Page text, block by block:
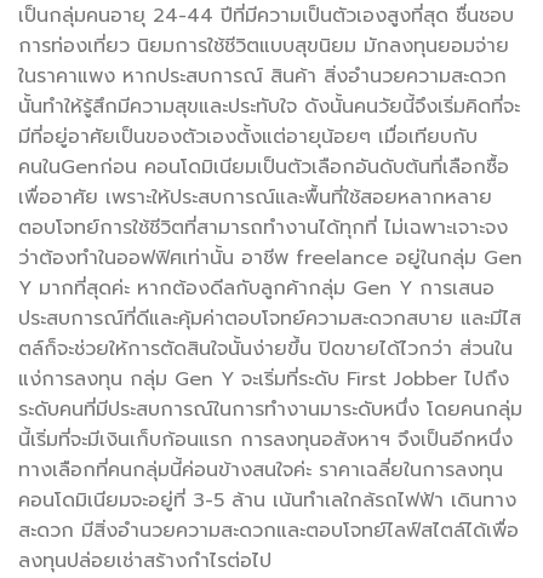
เป็นกลุ่มคนอายุ 24-44 ปีที่มีความเป็นตัวเองสูงที่สุด ชื่นชอบ
การท่องเที่ยว นิยมการใช้ชีวิตแบบสุขนิยม มักลงทุนยอมจ่าย
ในราคาแพง หากประสบการณ์ สินค้า สิ่งอำนวยความสะดวก
นั้นทำให้รู้สึกมีความสุขและประทับใจ ดังนั้นคนวัยนี้จึงเริ่มคิดที่จะ
มีที่อยู่อาศัยเป็นของตัวเองตั้งแต่อายุน้อยๆ เมื่อเทียบกับ
คนในGenก่อน คอนโดมิเนียมเป็นตัวเลือกอันดับต้นที่เลือกซื้อ
เพื่ออาศัย เพราะให้ประสบการณ์และพื้นที่ใช้สอยหลากหลาย
ตอบโจทย์การใช้ชีวิตที่สามารถทำงานได้ทุกที่ ไม่เฉพาะเจาะจง
ว่าต้องทำในออฟฟิศเท่านั้น อาชีพ freelance อยู่ในกลุ่ม Gen
Y มากที่สุดค่ะ หากต้องดีลกับลูกค้ากลุ่ม Gen Y การเสนอ
ประสบการณ์ที่ดีและคุ้มค่าตอบโจทย์ความสะดวกสบาย และมีไส
ตล์ก็จะช่วยให้การตัดสินใจนั้นง่ายขึ้น ปิดขายได้ไวกว่า ส่วนใน
แง่การลงทุน กลุ่ม Gen Y จะเริ่มที่ระดับ First Jobber ไปถึง
ระดับคนที่มีประสบการณ์ในการทำงานมาระดับหนึ่ง โดยคนกลุ่ม
นี้เริ่มที่จะมีเงินเก็บก้อนแรก การลงทุนอสังหาฯ จึงเป็นอีกหนึ่ง
ทางเลือกที่คนกลุ่มนี้ค่อนข้างสนใจค่ะ ราคาเฉลี่ยในการลงทุน
คอนโดมิเนียมจะอยู่ที่ 3-5 ล้าน เน้นทำเลใกล้รถไฟฟ้า เดินทาง
สะดวก มีสิ่งอำนวยความสะดวกและตอบโจทย์ไลฟ์สไตล์ได้เพื่อ
ลงทุนปล่อยเช่าสร้างกำไรต่อไป